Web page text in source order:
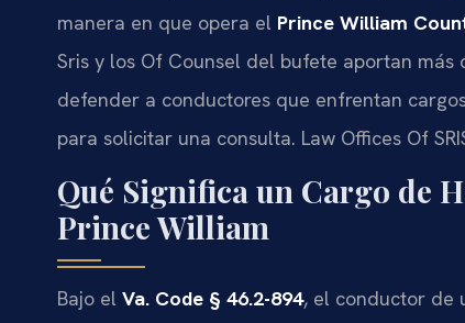
manera en que opera el Prince William
Sris y los Of Counsel del bufete aportan
defender a conductores que enfrentan
para solicitar una consulta. Law Offices Of
Qué Significa un Cargo de
Prince William
Bajo el Va. Code § 46.2-894, el conductor de